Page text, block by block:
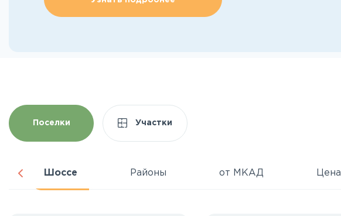
Поселки Участки
Шоссе Районы от МКАД Цена